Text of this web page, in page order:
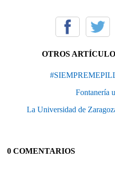
OTROS
Fontanería
La Universidad de
0 COMENTARIOS